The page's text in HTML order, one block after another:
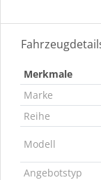
Merkmale
Marke
Reihe
Modell
Angebotstyp